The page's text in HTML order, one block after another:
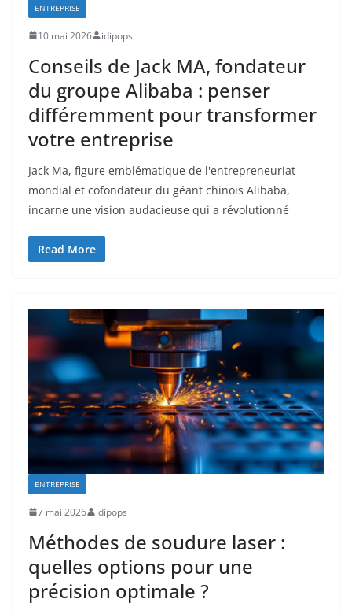
ENTREPRISE
10 mai 2026 idipops
Conseils de Jack MA, fondateur
du groupe Alibaba : penser
différemment pour transformer
votre entreprise
Jack Ma, figure emblématique de l'entrepreneuriat
mondial et cofondateur du géant chinois Alibaba,
incarne une vision audacieuse qui a révolutionné
Read More
ENTREPRISE
7 mai 2026 idipops
Méthodes de soudure laser :
quelles options pour une
précision optimale ?